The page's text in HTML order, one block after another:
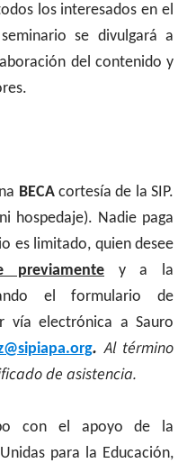
los interesados en el
se divulgará a
del contenido y
BECAcortesía de la SIP.
hospedaje). Nadie paga
es limitado, quien desee
previamente y a la
el formulario de
vía electrónica a Sauro
.Al término
de asistencia.
con el apoyo de la
para la Educación,